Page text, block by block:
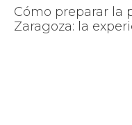
Cómo preparar la
Zaragoza: la